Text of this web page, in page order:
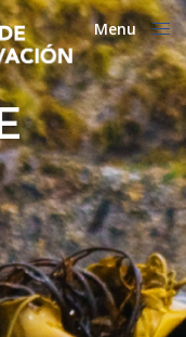
Menu
Close